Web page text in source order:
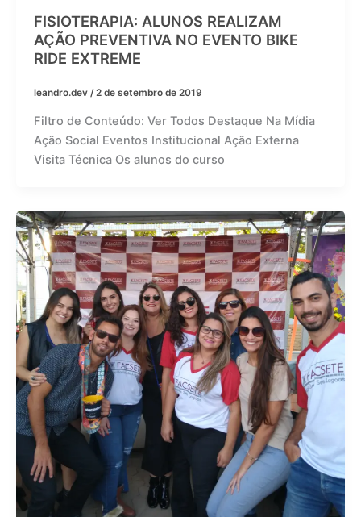
FISIOTERAPIA: ALUNOS REALIZAM
AÇÃO PREVENTIVA NO EVENTO BIKE
RIDE EXTREME
leandro.dev /2 de setembro de 2019
Filtro de Conteúdo: Ver Todos Destaque Na Mídia
Ação Social Eventos Institucional Ação Externa
Visita Técnica Os alunos do curso